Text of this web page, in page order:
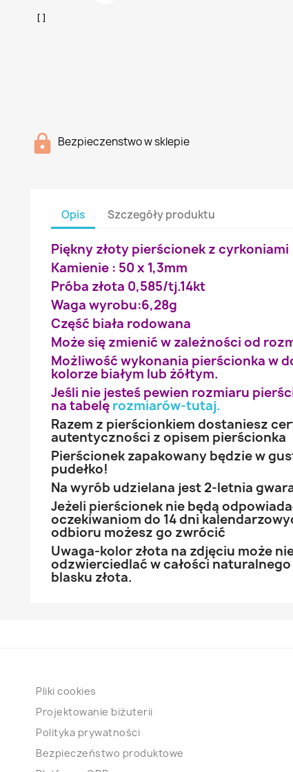
Bezpieczenstwo w sklepie
Opis Szczegóły produktu
Piękny złoty pierścionek z cyrkoniami
Kamienie : 50 x 1,3mm
Próba złota 0,585/tj.14kt
Waga wyrobu:6,28g
Część biała rodowana
Może się zmienić w zależności od
Możliwość wykonania pierścionka w
kolorze białym lub żółtym.
Jeśli nie jesteś pewien rozmiaru
na tabelę rozmiarów-tutaj.
Razem z pierścionkiem dostaniesz
autentyczności z opisem pierścionka
Pierścionek zapakowany będzie w
pudełko!
Na wyrób udzielana jest 2-letnia
Jeżeli pierścionek nie będą
oczekiwaniom do 14 dni
odbioru możesz go zwrócić
Uwaga-kolor złota na zdjęciu może
odzwierciedlać w całości naturalnego
blasku złota.
Pliki cookies
Projektowanie biżuterii
Polityka prywatności
Bezpieczeństwo produktowe